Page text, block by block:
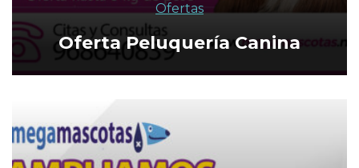
Ofertas
Oferta Peluquería Canina